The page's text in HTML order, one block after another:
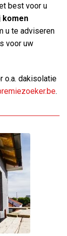
best voor u
komen
u te adviseren
voor uw
o.a. dakisolatie
.